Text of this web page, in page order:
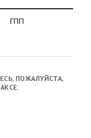
ГПП
ПОЖАЛУЙСТА,